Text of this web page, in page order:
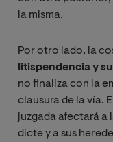
la misma.
Por otro lado, la
litispendencia y
no finaliza con la
clausura de la vía.
juzgada afectará a
dicte y a sus